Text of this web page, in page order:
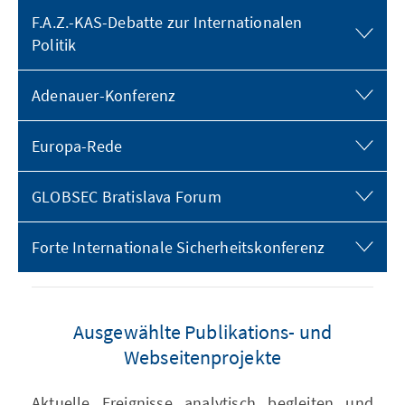
F.A.Z.-KAS-Debatte zur Internationalen
Politik
Adenauer-Konferenz
Europa-Rede
GLOBSEC Bratislava Forum
Forte Internationale Sicherheitskonferenz
Ausgewählte Publikations- und
Webseitenprojekte